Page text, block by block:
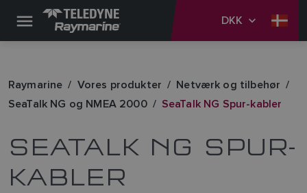
DKK
Raymarine Vores produkter
Netværk og tilbehør
SeaTalk NG og NMEA 2000
SeaTalk NG Spur-kabler
SEATALK NG SPUR-
KABLER